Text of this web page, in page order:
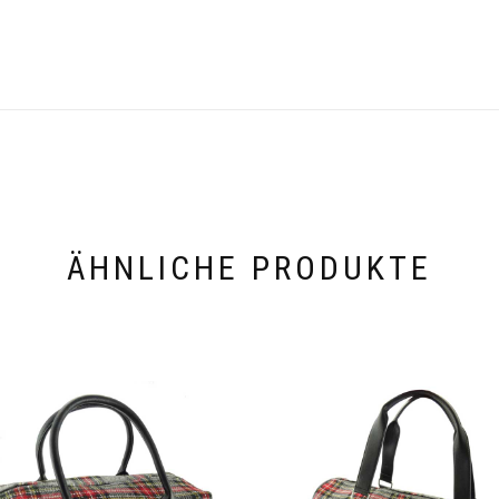
ÄHNLICHE PRODUKTE